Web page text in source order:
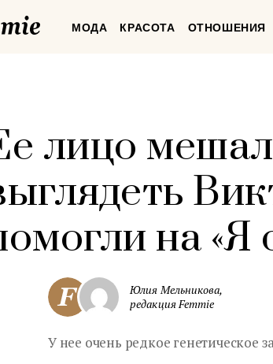
FemmieМОДА КРАСОТА ОТНОШЕНИЯ
лицо
на «Я
Юлия Мельникова,
редакция Femmie
У нее очень редкое генетическое